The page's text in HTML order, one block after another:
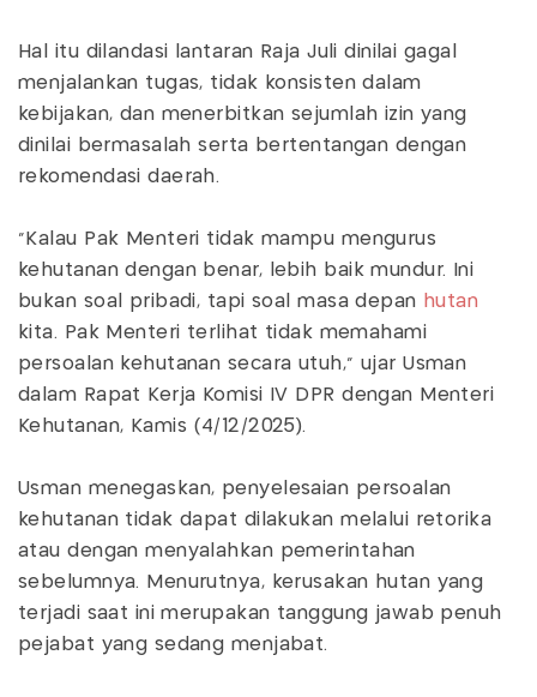
Hal itu dilandasi lantaran Raja Juli dinilai gagal
menjalankan tugas, tidak konsisten dalam
kebijakan, dan menerbitkan sejumlah izin yang
dinilai bermasalah serta bertentangan dengan
rekomendasi daerah.
“Kalau Pak Menteri tidak mampu mengurus
kehutanan dengan benar, lebih baik mundur. Ini
bukan soal pribadi, tapi soal masa depan hutan
kita. Pak Menteri terlihat tidak memahami
persoalan kehutanan secara utuh,” ujar Usman
dalam Rapat Kerja Komisi IV DPR dengan Menteri
Kehutanan, Kamis (4/12/2025).
Usman menegaskan, penyelesaian persoalan
kehutanan tidak dapat dilakukan melalui retorika
atau dengan menyalahkan pemerintahan
sebelumnya. Menurutnya, kerusakan hutan yang
terjadi saat ini merupakan tanggung jawab penuh
pejabat yang sedang menjabat.